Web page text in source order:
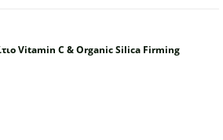
Vitamin C & Organic Silica Firming